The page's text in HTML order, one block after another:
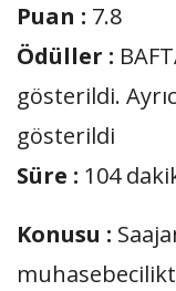
Puan : 7.8
Ödüller :
gösterildi.
gösterildi
Süre : 104
Konusu :